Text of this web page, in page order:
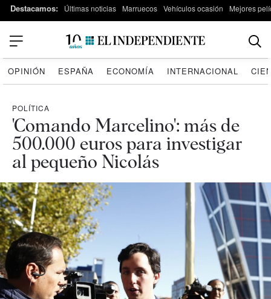
Destacamos: Últimas noticias Marruecos Vehículos ocasión Mejores
OPINIÓN ESPAÑA ECONOMÍA INTERNACIONAL
POLÍTICA
'Comando Marcelino': más de
500.000 euros para investigar
al pequeño Nicolás